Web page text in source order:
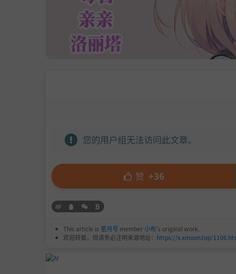
您的用户组无法访问此文章。
赞 +36
This article is 星月号 member小布's original work.
欢迎转载，但请务必注明来源地址： https://x.xmoon.top/